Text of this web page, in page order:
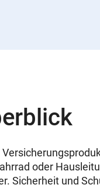
oder
Sicherheit und